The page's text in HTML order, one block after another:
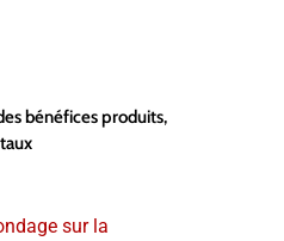
bénéfices produits,